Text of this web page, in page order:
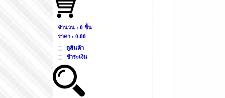
จำนวน : 0 ชิ้น
ราคา : 0.00
ดูสินค้า
ชำระเงิน